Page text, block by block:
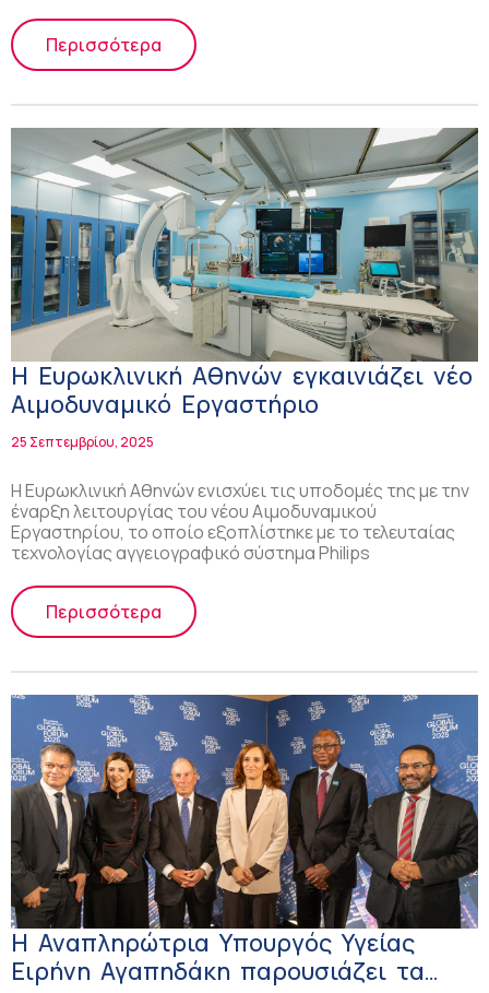
Περισσότερα
Η Ευρωκλινική Αθηνών εγκαινιάζει νέο
Αιμοδυναμικό Εργαστήριο
25 Σεπτεμβρίου, 2025
Η Ευρωκλινική Αθηνών ενισχύει τις υποδομές της με την
έναρξη λειτουργίας του νέου Αιμοδυναμικού
Εργαστηρίου, το οποίο εξοπλίστηκε με το τελευταίας
τεχνολογίας αγγειογραφικό σύστημα Philips
Περισσότερα
Η Αναπληρώτρια Υπουργός Υγείας
Ειρήνη Αγαπηδάκη παρουσιάζει τα